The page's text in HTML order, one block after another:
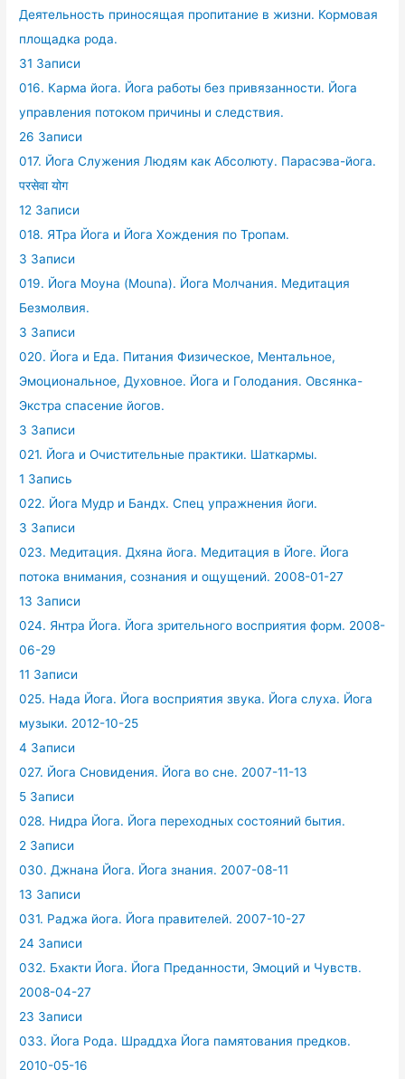
Деятельность приносящая пропитание в жизни. Кормовая
площадка рода.
31 Записи
016. Карма йога. Йога работы без привязанности. Йога
управления потоком причины и следствия.
26 Записи
017. Йога Служения Людям как Абсолюту. Парасэва-йога.
परसेवा योग
12 Записи
018. ЯТра Йога и Йога Хождения по Тропам.
3 Записи
019. Йога Моуна (Mouna). Йога Молчания. Медитация
Безмолвия.
3 Записи
020. Йога и Еда. Питания Физическое, Ментальное,
Эмоциональное, Духовное. Йога и Голодания. Овсянка-
Экстра спасение йогов.
3 Записи
021. Йога и Очистительные практики. Шаткармы.
1 Запись
022. Йога Мудр и Бандх. Спец упражнения йоги.
3 Записи
023. Медитация. Дхяна йога. Медитация в Йоге. Йога
потока внимания, сознания и ощущений. 2008-01-27
13 Записи
024. Янтра Йога. Йога зрительного восприятия форм. 2008-
06-29
11 Записи
025. Нада Йога. Йога восприятия звука. Йога слуха. Йога
музыки. 2012-10-25
4 Записи
027. Йога Сновидения. Йога во сне. 2007-11-13
5 Записи
028. Нидра Йога. Йога переходных состояний бытия.
2 Записи
030. Джнана Йога. Йога знания. 2007-08-11
13 Записи
031. Раджа йога. Йога правителей. 2007-10-27
24 Записи
032. Бхакти Йога. Йога Преданности, Эмоций и Чувств.
2008-04-27
23 Записи
033. Йога Рода. Шраддха Йога памятования предков.
2010-05-16